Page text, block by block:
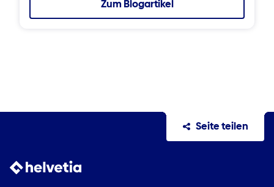
Zum Blogartikel
Seite teilen